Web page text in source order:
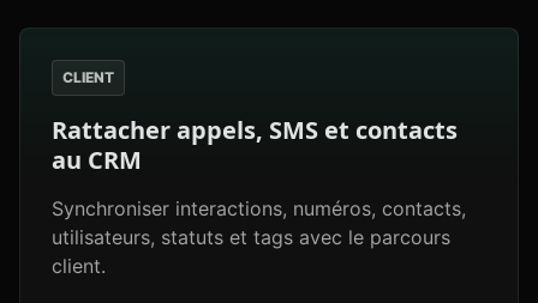
CLIENT
Rattacher appels, SMS et contacts
au CRM
Synchroniser interactions, numéros, contacts,
utilisateurs, statuts et tags avec le parcours
client.